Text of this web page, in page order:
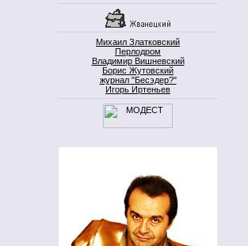
Михаил Златковский
Перлодром
Владимир Вишневский
Борис Жутовский
журнал "Бесэдер?"
Игорь Иртеньев